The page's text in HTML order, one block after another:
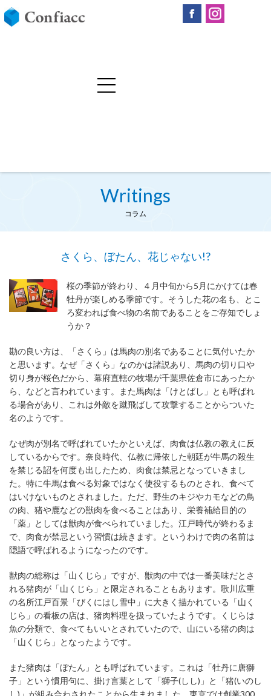
Writings
コラム
さくら、ぼたん、花じゃない!?
桜の季節が終わり、４月中旬から5月にかけては春
牡丹が楽しめる季節です。そうした花の名も、とこ
ろ変われば食べ物の名前であることをご存知でしょ
うか？
勘の良い方は、「さくら」は馬肉の別名であることに気付いたか
と思います。なぜ「さくら」なのかは諸説あり、馬肉の切り口や
切り身が桜色だから、幕府直轄の牧場が千葉県佐倉市にあったか
ら、などと言われています。また馬肉は「けとばし」とも呼ばれ
る場合があり、これは外敵を蹴飛ばして攻撃することからついた
名のようです。
なぜ肉が別名で呼ばれていたかといえば、肉食は仏教の教えに反
しているからです。奈良時代、仏教に帰依した朝廷が牛馬の殺生
を禁じる詔を何度も出したため、肉食は禁忌となっていきまし
た。特に牛馬は食べる対象ではなく使役するものとされ、食べて
はいけないものとされました。ただ、野生のキジやカモなどの鳥
の肉、猪や鹿などの獣肉を食べることはあり、栄養補給目的の
「薬」としては獣肉が食べられていました。江戸時代が終わるま
で、肉食が禁忌という習慣は続きます。というわけで肉の名前は
隠語で呼ばれるようになったのです。
獣肉の総称は「山くじら」ですが、獣肉の中では一番美味だとさ
れる猪肉が「山くじら」と限定されることもあります。歌川広重
の名所江戸百景「びくにはし雪中」に大きく描かれている「山く
じら」の看板の店は、猪肉料理を扱っていたようです。くじらは
魚の分類で、食べてもいいとされていたので、山にいる猪の肉は
「山くじら」となったようです。
また猪肉は「ぼたん」とも呼ばれています。これは「牡丹に唐獅
子」という慣用句に、掛け言葉として「獅子(しし)」と「猪(いのし